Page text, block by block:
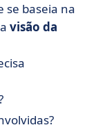
se baseia na
visão da